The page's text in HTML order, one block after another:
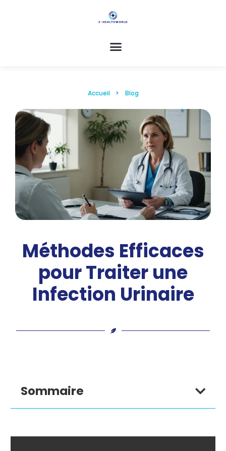
Accueil Blog
Méthodes Efficaces
pour Traiter une
Infection Urinaire
Sommaire